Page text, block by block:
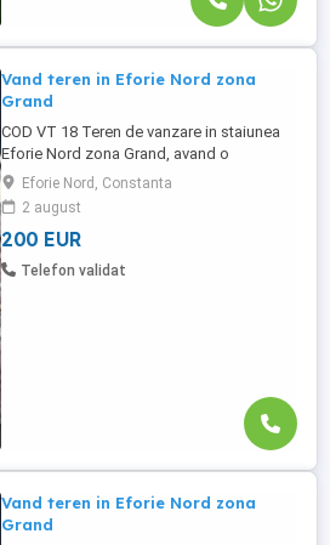
Vand teren in Eforie Nord zona
Grand
COD VT 18 Teren de vanzare in staiunea
Eforie Nord zona Grand, avand o
suprafata de 1000 mp intravilan
construibil ,cu deschidere de 15 ml,
Utilitatile se afla la limita lotului
(apa,electrica,gaze). Poziţionat într-o zona
foarte activă, dinamică şi în plină
Eforie Nord, Constanta
2 august
200 EUR
Telefon validat
Vand teren in Eforie Nord zona
Grand